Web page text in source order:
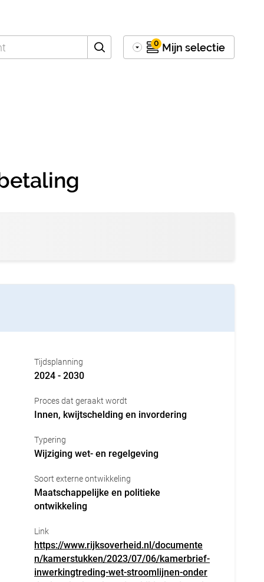
0 Mijn selectie
Tijdsplanning
2024 - 2030
Proces dat geraakt wordt
Innen, kwijtschelding en invordering
Typering
Wijziging wet- en regelgeving
Soort externe ontwikkeling
Maatschappelijke en politieke
ontwikkeling
Link
https://www.rijksoverheid.nl/documente
n/kamerstukken/2023/07/06/kamerbrief-
inwerkingtreding-wet-stroomlijnen-onder